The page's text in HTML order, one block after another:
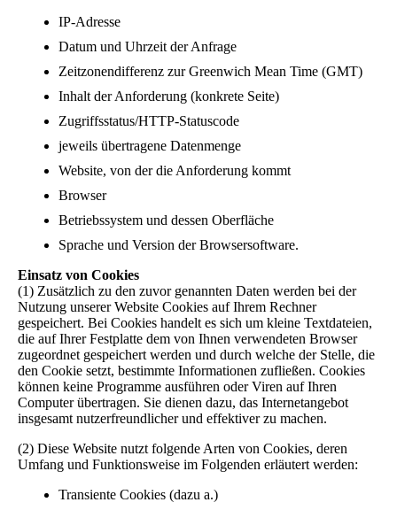
IP-Adresse
Datum und Uhrzeit der Anfrage
Zeitzonendifferenz zur Greenwich Mean Time (GMT)
Inhalt der Anforderung (konkrete Seite)
Zugriffsstatus/HTTP-Statuscode
jeweils übertragene Datenmenge
Website, von der die Anforderung kommt
Browser
Betriebssystem und dessen Oberfläche
Sprache und Version der Browsersoftware.
Einsatz von Cookies
(1) Zusätzlich zu den zuvor genannten Daten werden bei der
Nutzung unserer Website Cookies auf Ihrem Rechner
gespeichert. Bei Cookies handelt es sich um kleine Textdateien,
die auf Ihrer Festplatte dem von Ihnen verwendeten Browser
zugeordnet gespeichert werden und durch welche der Stelle, die
den Cookie setzt, bestimmte Informationen zufließen. Cookies
können keine Programme ausführen oder Viren auf Ihren
Computer übertragen. Sie dienen dazu, das Internetangebot
insgesamt nutzerfreundlicher und effektiver zu machen.
(2) Diese Website nutzt folgende Arten von Cookies, deren
Umfang und Funktionsweise im Folgenden erläutert werden:
Transiente Cookies (dazu a.)